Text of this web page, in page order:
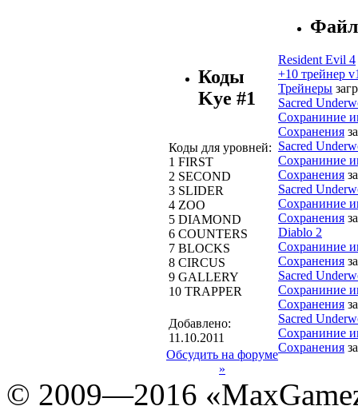
Коды
Kye #1
Коды для уровней:
1 FIRST
2 SECOND
3 SLIDER
4 ZOO
5 DIAMOND
6 COUNTERS
7 BLOCKS
8 CIRCUS
9 GALLERY
10 TRAPPER
Добавлено:
11.10.2011
Обсудить на форуме
»
Resident Evil 4
+10 трейнер
Трейнеры
Sacred
Сохраниние
Сохранения
Sacred
Сохраниние
Сохранения
Sacred
Сохраниние
Сохранения
Diablo 2
Сохраниние
Сохранения
Sacred
Сохраниние
Сохранения
Sacred
Сохраниние
Сохранения
© 2009—2016